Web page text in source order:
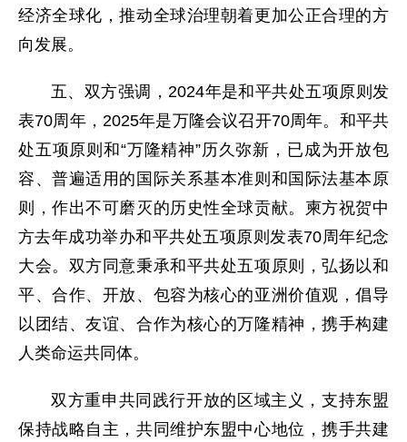
经济全球化，推动全球治理朝着更加公正合理的方
向发展。
五、双方强调，2024年是和平共处五项原则发
表70周年，2025年是万隆会议召开70周年。和平共
处五项原则和“万隆精神”历久弥新，已成为开放包
容、普遍适用的国际关系基本准则和国际法基本原
则，作出不可磨灭的历史性全球贡献。柬方祝贺中
方去年成功举办和平共处五项原则发表70周年纪念
大会。双方同意秉承和平共处五项原则，弘扬以和
平、合作、开放、包容为核心的亚洲价值观，倡导
以团结、友谊、合作为核心的万隆精神，携手构建
人类命运共同体。
双方重申共同践行开放的区域主义，支持东盟
保持战略自主，共同维护东盟中心地位，携手共建